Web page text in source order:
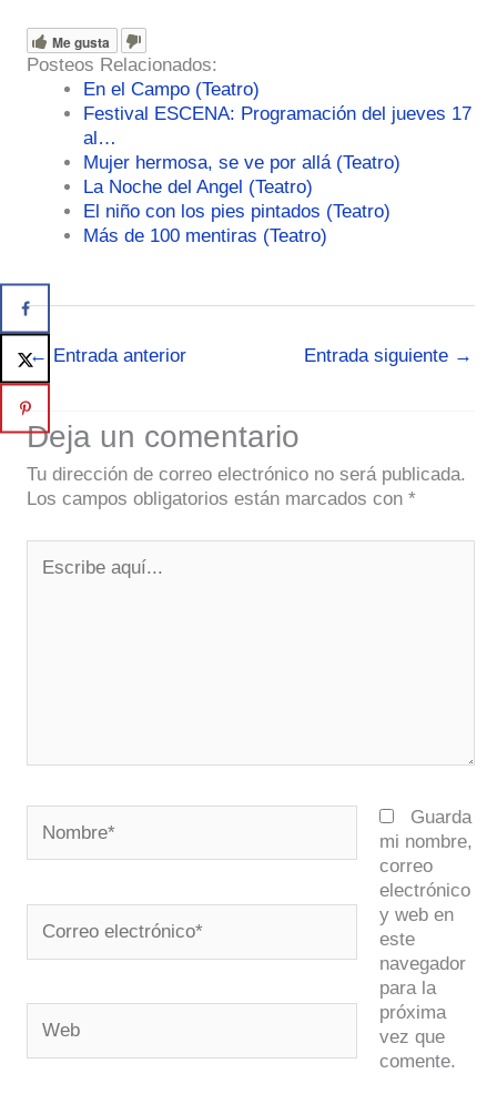
Me gusta
Posteos Relacionados:
En el Campo (Teatro)
Festival ESCENA: Programación del jueves 17
al…
Mujer hermosa, se ve por allá (Teatro)
La Noche del Angel (Teatro)
El niño con los pies pintados (Teatro)
Más de 100 mentiras (Teatro)
← Entrada anterior Entrada siguiente →
Deja un comentario
Tu dirección de correo electrónico no será publicada.
Los campos obligatorios están marcados con *
aquí...
electrónico*
Guarda
mi nombre,
correo
electrónico
y web en
este
navegador
para la
próxima
vez que
comente.